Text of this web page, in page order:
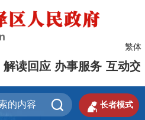
繁体
解读回应 办事服务 互动交
  长者模式